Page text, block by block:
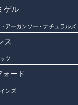
ゲル
アーカンソー・ナチュラルズ
ス
ツ
ォード
ンズ